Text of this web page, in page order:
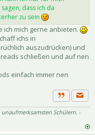
dass ich da
zu sein
ich mich gerne anbieten.
ichs in
auszudrücken) und
schließen und auf nen
einfach immer nen
Zitat
Schülern. -